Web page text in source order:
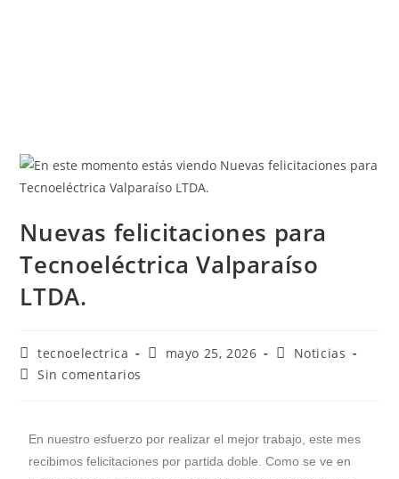
Nuevas felicitaciones para
Tecnoeléctrica Valparaíso
LTDA.
tecnoelectrica mayo 25, 2026
Noticias
Sin comentarios
En nuestro esfuerzo por realizar el mejor trabajo, este mes
recibimos felicitaciones por partida doble. Como se ve en